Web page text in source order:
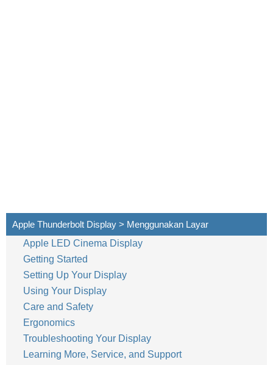
80 Bahasa Indonesia
Apple Thunderbolt Display > Menggunakan Layar
Apple LED Cinema Display
Getting Started
Setting Up Your Display
Using Your Display
Care and Safety
Ergonomics
Troubleshooting Your Display
Learning More, Service, and Support